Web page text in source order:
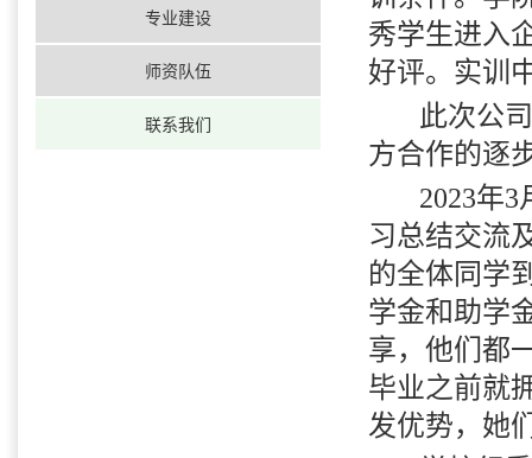
专业建设
师资队伍
联系我们
秀学生进入
好评。实训
此次公
方合作的逐
2023年3
习总结交流
的全体同学
学金和助学
享，他们都
毕业之前就
发优势，她